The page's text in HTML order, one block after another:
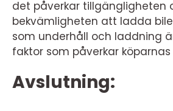
det påverkar tillgängligheten
bekvämligheten att ladda
som underhåll och laddning
faktor som påverkar köparnas
Avslutning: